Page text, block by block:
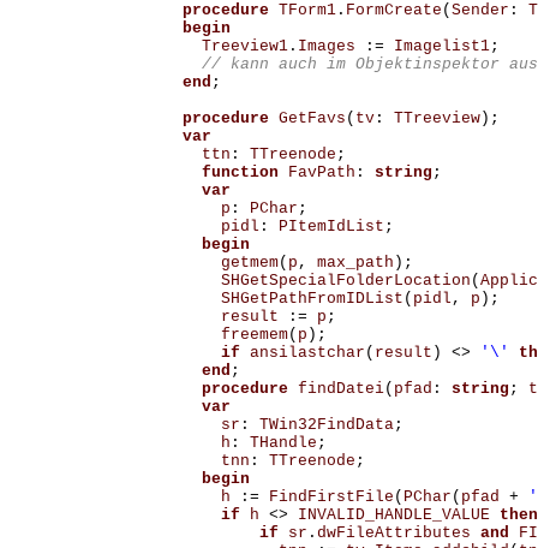
procedure TForm1. FormCreate ( Sender :
begin
Treeview1. Images := Imagelist1;
end ;
procedure GetFavs ( tv: TTreeview);
var
ttn : TTreenode ;
function
FavPath : string ;
var
p : PChar ;
pidl : PItemIdList ;
begin
getmem( p , max_path );
SHGetSpecialFolderLocation (
SHGetPathFromIDList ( pidl , p );
result
:= p ;
freemem( p );
if ansilastchar ( result ) <> '\'
end ;
procedure findDatei( pfad : string ;
var
sr : TWin32FindData;
h : THandle ;
tnn : TTreenode ;
begin
h
:= FindFirstFile ( PChar ( pfad +
if
h <> INVALID_HANDLE_VALUE
then
if
sr . dwFileAttributes and